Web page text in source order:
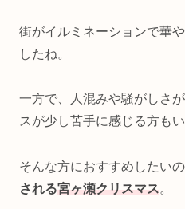
街がイルミネーションで華
したね。
一方で、人混みや騒がしさ
スが少し苦手に感じる方も
そんな方におすすめしたいの
される宮ヶ瀬クリスマス。